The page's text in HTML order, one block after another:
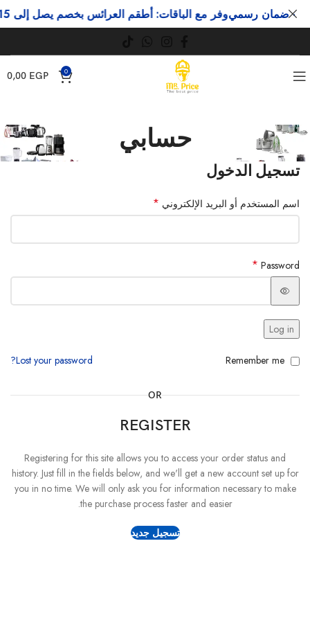
0
0,00 EGP
حسابي
تسجيل الدخول
اسم المستخدم أو البريد الإلكتروني *
Password
*
Log in
Lost your password? Remember me
OR
REGISTER
Registering for this site allows you to access your order status and
history. Just fill in the fields below, and we'll get a new account set up for
you in no time. We will only ask you for information necessary to make
the purchase process faster and easier.
تسجيل جديد
وفر مع الباقات: أطقم العرائس بخصم يصل إلى 15 %